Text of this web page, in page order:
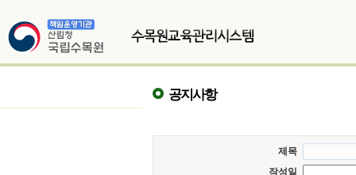
공지사항
제목
작성일